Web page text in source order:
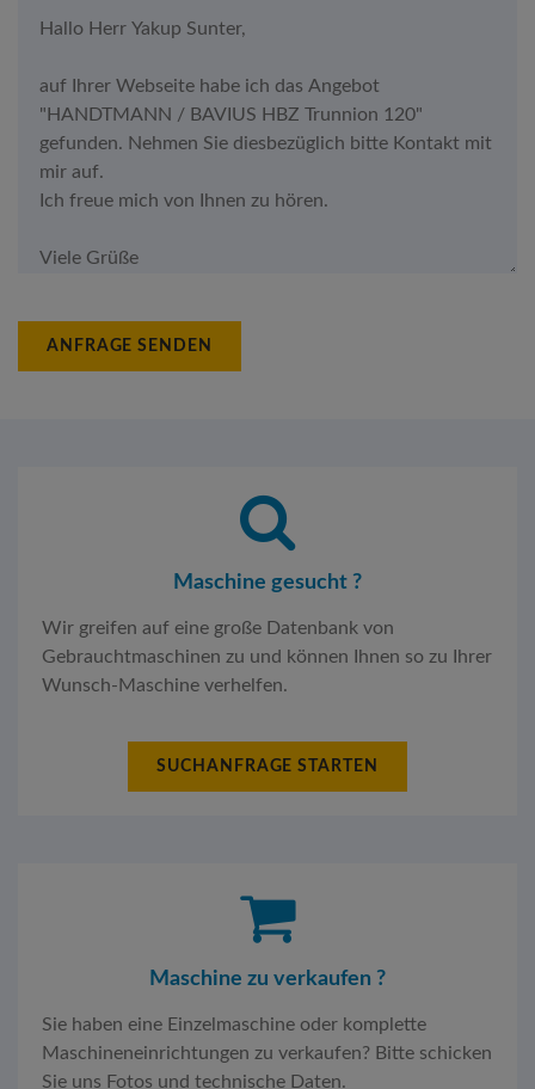
ANFRAGE SENDEN
Maschine gesucht ?
Wir greifen auf eine große Datenbank von
Gebrauchtmaschinen zu und können Ihnen so zu Ihrer
Wunsch-Maschine verhelfen.
SUCHANFRAGE STARTEN
Maschine zu verkaufen ?
Sie haben eine Einzelmaschine oder komplette
Maschineneinrichtungen zu verkaufen? Bitte schicken
Sie uns Fotos und technische Daten.